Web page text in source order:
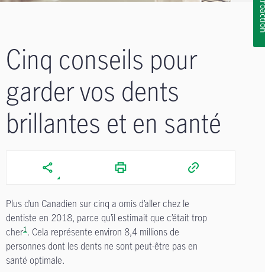
Cinq conseils pour
garder vos dents
brillantes et en santé
Plus d’un Canadien sur cinq a omis d’aller chez le
dentiste en 2018, parce qu’il estimait que c’était trop
cher1. Cela représente environ 8,4 millions de
personnes dont les dents ne sont peut-être pas en
santé optimale.